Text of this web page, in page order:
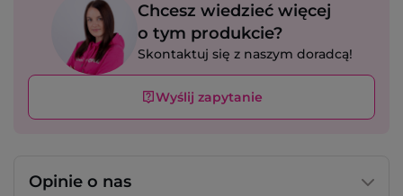
Chcesz wiedzieć więcej
o tym produkcie?
Skontaktuj się z naszym doradcą!
Wyślij zapytanie
Opinie o nas